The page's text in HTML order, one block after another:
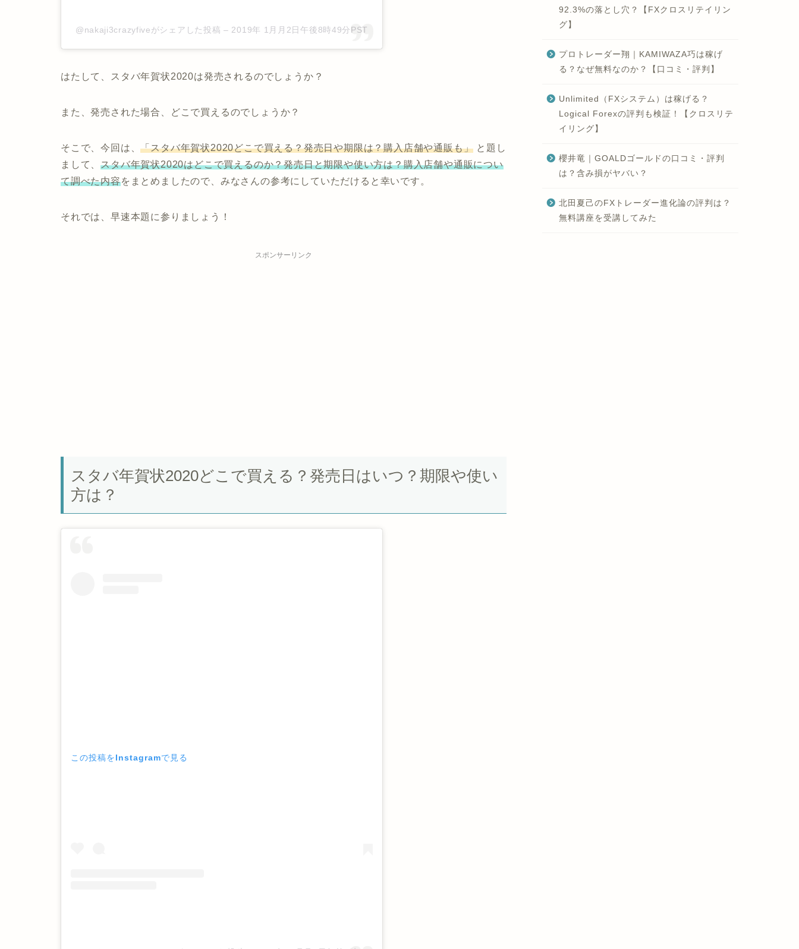
@nakaji3crazyfiveがシェアした投稿 – 2019年 1月月2日午後8時49分PST
はたして、スタバ年賀状2020は発売されるのでしょうか？
また、発売された場合、どこで買えるのでしょうか？
そこで、今回は、「スタバ年賀状2020どこで買える？発売日や期限は？購入店舗や通販も」 と題し
まして、スタバ年賀状2020はどこで買えるのか？発売日と期限や使い方は？購入店舗や通販につい
て調べた内容をまとめましたので、みなさんの参考にしていただけると幸いです。
それでは、早速本題に参りましょう！
スポンサーリンク
スタバ年賀状2020どこで買える？発売日はいつ？期限や使い
方は？
この投稿をInstagramで見る
92.3%の落とし穴？【FXクロスリテイリン
グ】
プロトレーダー翔｜KAMIWAZA巧は稼げ
る？なぜ無料なのか？【口コミ・評判】
Unlimited（FXシステム）は稼げる？
Logical Forexの評判も検証！【クロスリテ
イリング】
櫻井竜｜GOALDゴールドの口コミ・評判
は？含み損がヤバい？
北田夏己のFXトレーダー進化論の評判は？
無料講座を受講してみた